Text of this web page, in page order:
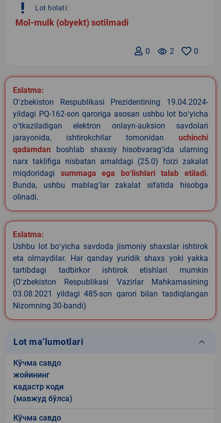
priority_high Lot holati:
Mol-mulk (obyekt) sotilmadi
0
remove_red_eye 2
0
Eslatma:
Oʻzbekiston Respublikasi Prezidentining 19.04.2024-
yildagi PQ-162-son qaroriga asosan ushbu lot boʻyicha
oʻtkaziladigan elektron onlayn-auksion savdolari
jarayonida, ishtirokchilar tomonidan uchinchi
qadamdan boshlab shaxsiy hisobvaragʻida ularning
narx taklifiga nisbatan amaldagi (25.0) foizi zakalat
miqdoridagi summaga ega boʻlishlari talab etiladi.
Bunda, ushbu mablagʻlar zakalat sifatida hisobga
olinadi.
Eslatma:
Ushbu lot boʻyicha savdoda jismoniy shaxslar ishtirok
eta olmaydilar. Har qanday yuridik shaxs yoki yakka
tartibdagi tadbirkor ishtirok etishlari mumkin
(Oʻzbekiston Respublikasi Vazirlar Mahkamasining
03.08.2021 yildagi 485-son qarori bilan tasdiqlangan
Nizomning 30-bandi)
Lot ma’lumotlari keyboard_arrow_down
Кўчма савдо
жойининг
кадастр коди
(мавжуд бўлса)
Кўчма савдо